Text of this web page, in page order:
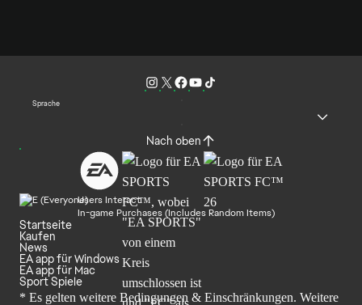
Sprache
Nach oben
Users Interact
In-game Purchases (Includes Random Items)
Startseite
Kaufen
News
EA app für Windows
EA app für Mac
Sport Spiele
* Es gelten weitere Bedingungen & Einschränkungen. Weitere